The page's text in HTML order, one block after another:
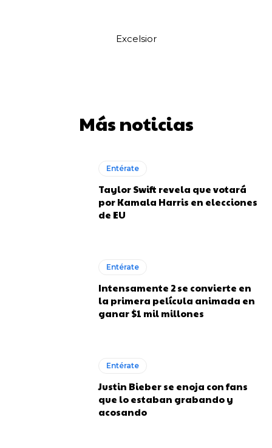
Excelsior
Más noticias
Entérate
Taylor Swift revela que votará
por Kamala Harris en elecciones
de EU
Entérate
Intensamente 2 se convierte en
la primera película animada en
ganar $1 mil millones
Entérate
Justin Bieber se enoja con fans
que lo estaban grabando y
acosando